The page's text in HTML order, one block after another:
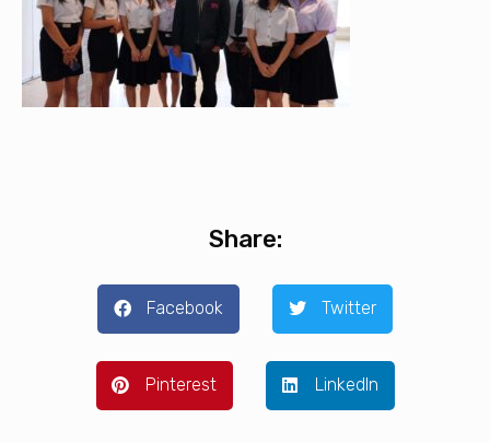
Share:
Facebook Twitter
Pinterest LinkedIn